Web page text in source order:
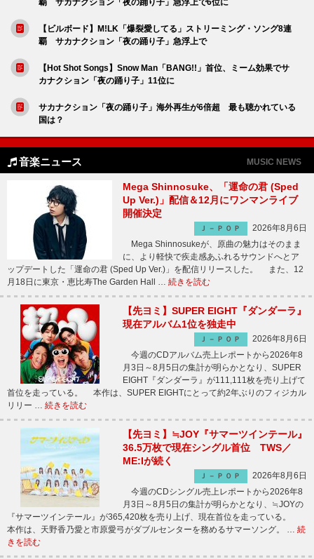
【ビルボード】M!LK「爆裂愛してる」ストリーミング・ソング8連
覇 サカナクション「夜の踊り子」急浮上で
【Hot Shot Songs】Snow Man「BANG!!」首位、ミーム効果でサ
カナクション「夜の踊り子」11位に
サカナクション「夜の踊り子」海外再生が6倍超 最も聴かれている
国は？
音楽ニュース MUSIC NEWS
Mega Shinnosuke、「運命の君 (Sped
Up Ver.)」配信＆12月にワンマンライブ
開催決定
Ｊ－ＰＯＰ
2026年8月6日
Mega Shinnosukeが、原曲の魅力はそのまま
に、より軽快で疾走感あふれるサウンドへとア
ップデートした「運命の君 (Sped Up Ver.)」を配信リリースした。 また、12
月18日に東京・恵比寿The Garden Hall … 続きを読む
【先ヨミ】SUPER EIGHT『ダンダーラ』
現在アルバム1位を独走中
Ｊ－ＰＯＰ
2026年8月6日
今週のCDアルバム売上レポートから2026年8
月3日～8月5日の集計が明らかとなり、SUPER
EIGHT『ダンダーラ』が111,111枚を売り上げて
首位を走っている。 本作は、SUPER EIGHTにとって約2年ぶりのフィジカル
リリー … 続きを読む
【先ヨミ】≒JOY『サマーツインテール』
36.5万枚で現在シングル首位 TWS／
ME:Iが続く
Ｊ－ＰＯＰ
2026年8月6日
今週のCDシングル売上レポートから2026年8
月3日～8月5日の集計が明らかとなり、≒JOYの
『サマーツインテール』が365,420枚を売り上げ、現在首位を走っている。
本作は、天野香乃愛と市原愛弓がダブルセンターを務めるサマーソング。 … 続
きを読む